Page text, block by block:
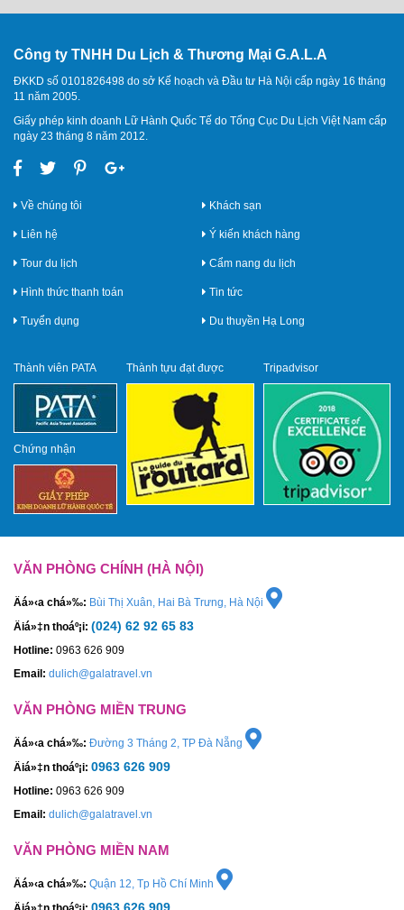
Công ty TNHH Du Lịch & Thương Mại G.A.L.A
ĐKKD số 0101826498 do sở Kế hoạch và Đầu tư Hà Nội cấp ngày 16 tháng
11 năm 2005.
Giấy phép kinh doanh Lữ Hành Quốc Tế do Tổng Cục Du Lịch Việt Nam cấp
ngày 23 tháng 8 năm 2012.
Về chúng tôi
Liên hệ
Tour du lịch
Hình thức thanh toán
Tuyển dụng
Khách sạn
Ý kiến khách hàng
Cẩm nang du lịch
Tin tức
Du thuyền Hạ Long
Thành viên PATA
Chứng nhận
Thành tựu đạt được Tripadvisor
VĂN PHÒNG CHÍNH (HÀ NỘI)
Äá»‹a chá»‰: Bùi Thị Xuân, Hai Bà Trưng, Hà Nội
Äiá»‡n thoáº¡i: (024) 62 92 65 83
Hotline: 0963 626 909
Email: dulich@galatravel.vn
VĂN PHÒNG MIỀN TRUNG
Äá»‹a chá»‰: Đường 3 Tháng 2, TP Đà Nẵng
Äiá»‡n thoáº¡i: 0963 626 909
Hotline: 0963 626 909
Email: dulich@galatravel.vn
VĂN PHÒNG MIỀN NAM
Äá»‹a chá»‰: Quận 12, Tp Hồ Chí Minh